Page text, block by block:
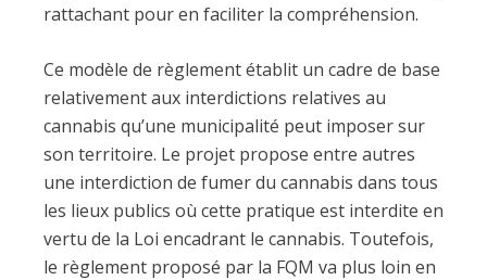
rattachant pour en faciliter la compréhension.
Ce modèle de règlement établit un cadre de base
relativement aux interdictions relatives au
cannabis qu’une municipalité peut imposer sur
son territoire. Le projet propose entre autres
une interdiction de fumer du cannabis dans tous
les lieux publics où cette pratique est interdite en
vertu de la Loi encadrant le cannabis. Toutefois,
le règlement proposé par la FQM va plus loin en